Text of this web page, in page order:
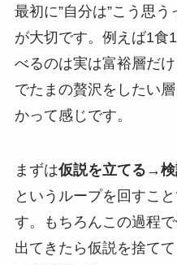
最初に”自分は”こう思
が大切です。例えば1食
べるのは実は富裕層だ
でたまの贅沢をしたい
かって感じです。
まずは仮説を立てる→
というループを回すこ
す。もちろんこの過程
出てきたら仮説を捨て